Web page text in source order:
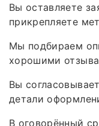
Вы оставляете
прикрепляете
Мы подбираем
хорошими
Вы
детали
В оговорённый